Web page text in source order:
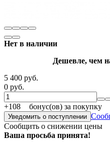
Нет в наличии
Дешевле, чем
5 400 руб.
0 руб.
+108 бонус(ов) за покупку
Уведомить о поступлении
Сообщить о снижении цены
Ваша просьба принята!